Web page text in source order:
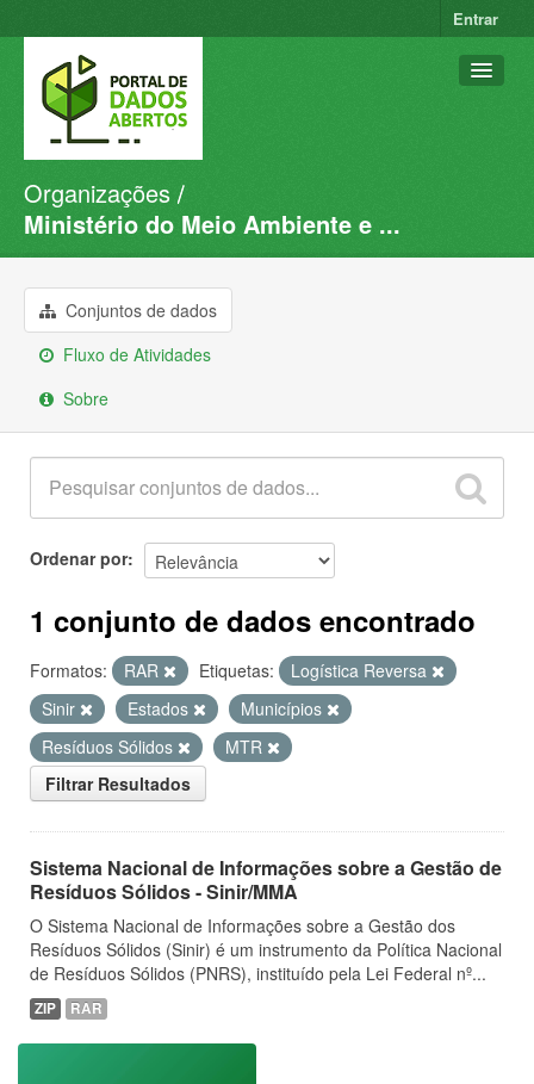
Entrar
Conjuntos de dados
Organizações
Sobre
Organizações
Ministério do Meio Ambiente e ...
Conjuntos de dados
Fluxo de Atividades
Sobre
Ordenar por
1 conjunto de dados encontrado
Formatos: RAR Etiquetas:
Logística Reversa
Sinir
Estados
Municípios
Resíduos Sólidos
MTR
Filtrar Resultados
Sistema Nacional de Informações sobre a Gestão de
Resíduos Sólidos - Sinir/MMA
O Sistema Nacional de Informações sobre a Gestão dos
Resíduos Sólidos (Sinir) é um instrumento da Política Nacional
de Resíduos Sólidos (PNRS), instituído pela Lei Federal nº...
ZIP RAR